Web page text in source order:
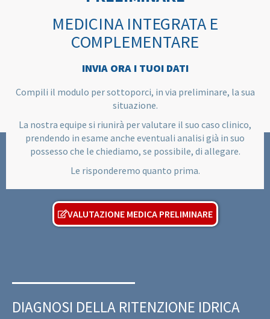
MEDICINA INTEGRATA E
COMPLEMENTARE
INVIA ORA I TUOI DATI
Compili il modulo per sottoporci, in via preliminare, la sua
situazione.
La nostra equipe si riunirà per valutare il suo caso clinico,
prendendo in esame anche eventuali analisi già in suo
possesso che le chiediamo, se possibile, di allegare.
Le risponderemo quanto prima.
VALUTAZIONE MEDICA PRELIMINARE
DIAGNOSI DELLA RITENZIONE IDRICA